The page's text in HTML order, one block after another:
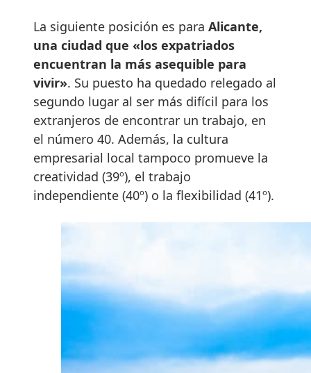
La siguiente posición es para Alicante,
una ciudad que «los expatriados
encuentran la más asequible para
vivir». Su puesto ha quedado relegado al
segundo lugar al ser más difícil para los
extranjeros de encontrar un trabajo, en
el número 40. Además, la cultura
empresarial local tampoco promueve la
creatividad (39º), el trabajo
independiente (40º) o la flexibilidad (41º).